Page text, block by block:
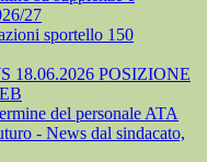
27
sportello 150
18.06.2026 POSIZIONE
del personale ATA
- News dal sindacato,